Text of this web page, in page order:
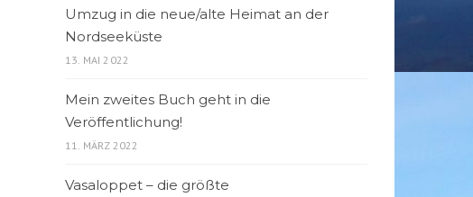
Umzug in die neue/alte Heimat an der
Nordseeküste
13. MAI 2022
Mein zweites Buch geht in die
Veröffentlichung!
11. MÄRZ 2022
Vasaloppet – die größte